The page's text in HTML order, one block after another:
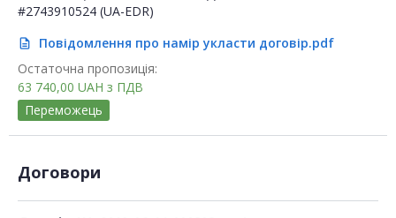
#2743910524 (UA-EDR)
description
Повідомлення про намір укласти договір.pdf
Остаточна пропозиція:
63 740,00 UAH з ПДВ
Переможець
Договори